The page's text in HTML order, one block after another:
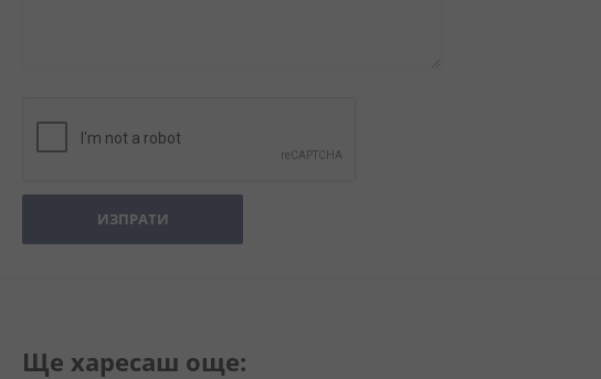
ИЗПРАТИ
Ще харесаш още: